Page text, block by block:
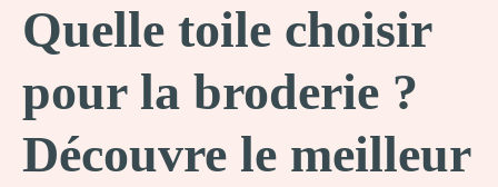
Quelle toile choisir
pour la broderie ?
Découvre le meilleur